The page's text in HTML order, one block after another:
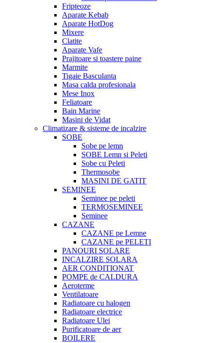
Fripteoze
Aparate Kebab
Aparate HotDog
Mixere
Clatite
Aparate Vafe
Prajitoare si toastere paine
Marmite
Tigaie Basculanta
Masa calda profesionala
Mese Inox
Feliatoare
Bain Marine
Masini de Vidat
Climatizare & sisteme de incalzire
SOBE
Sobe pe lemn
SOBE Lemn si Peleti
Sobe cu Peleti
Thermosobe
MASINI DE GATIT
SEMINEE
Seminee pe peleti
TERMOSEMINEE
Seminee
CAZANE
CAZANE pe Lemne
CAZANE pe PELETI
PANOURI SOLARE
INCALZIRE SOLARA
AER CONDITIONAT
POMPE de CALDURA
Aeroterme
Ventilatoare
Radiatoare cu halogen
Radiatoare electrice
Radiatoare Ulei
Purificatoare de aer
BOILERE